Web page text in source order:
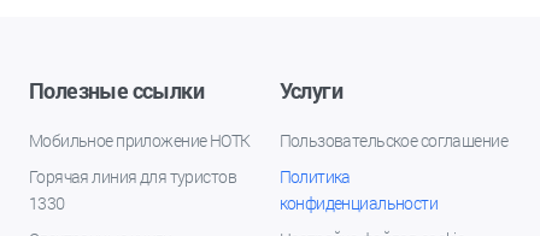
Полезные ссылки
Мобильное приложение НОТК
Горячая линия для туристов
1330
Услуги
Пользовательское соглашение
Политика
конфиденциальности